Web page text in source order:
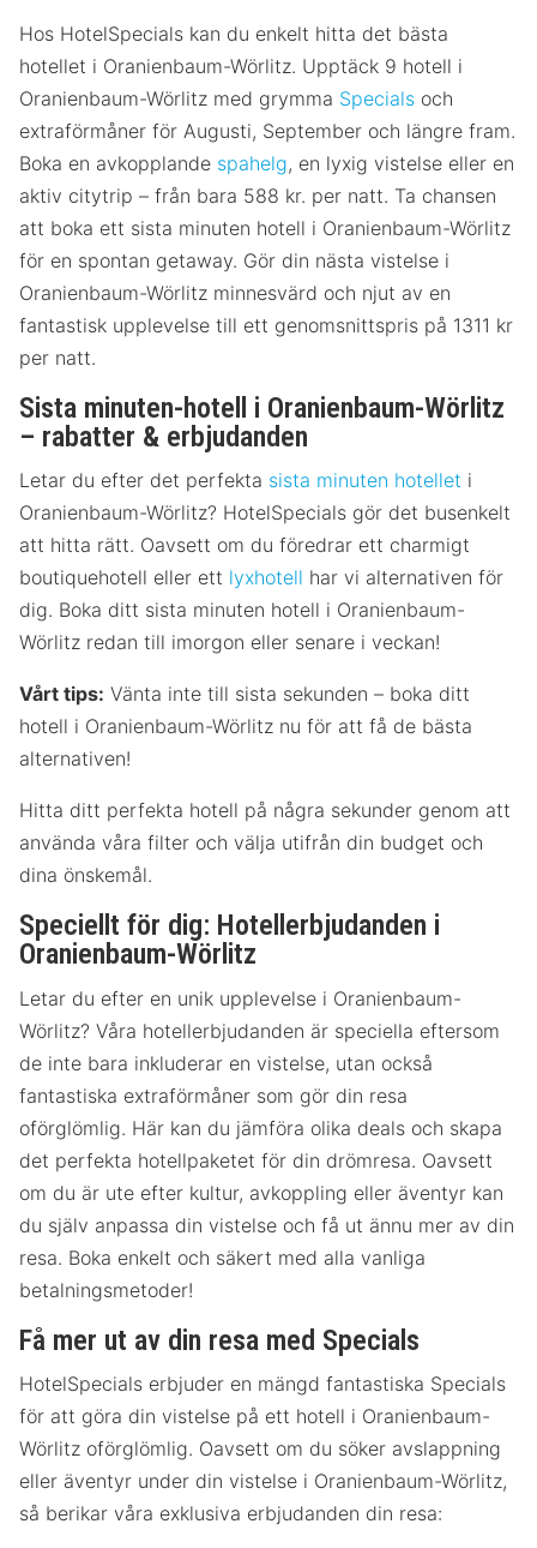
Hos HotelSpecials kan du enkelt hitta det bästa
hotellet i Oranienbaum-Wörlitz. Upptäck 9 hotell i
Oranienbaum-Wörlitz med grymma Specials och
extraförmåner för Augusti, September och längre fram.
Boka en avkopplande spahelg, en lyxig vistelse eller en
aktiv citytrip – från bara 588 kr. per natt. Ta chansen
att boka ett sista minuten hotell i Oranienbaum-Wörlitz
för en spontan getaway. Gör din nästa vistelse i
Oranienbaum-Wörlitz minnesvärd och njut av en
fantastisk upplevelse till ett genomsnittspris på 1311 kr
per natt.
Sista minuten-hotell i Oranienbaum-Wörlitz
– rabatter & erbjudanden
Letar du efter det perfekta sista minuten hotellet i
Oranienbaum-Wörlitz? HotelSpecials gör det busenkelt
att hitta rätt. Oavsett om du föredrar ett charmigt
boutiquehotell eller ett lyxhotell har vi alternativen för
dig. Boka ditt sista minuten hotell i Oranienbaum-
Wörlitz redan till imorgon eller senare i veckan!
Vårt tips: Vänta inte till sista sekunden – boka ditt
hotell i Oranienbaum-Wörlitz nu för att få de bästa
alternativen!
Hitta ditt perfekta hotell på några sekunder genom att
använda våra filter och välja utifrån din budget och
dina önskemål.
Speciellt för dig: Hotellerbjudanden i
Oranienbaum-Wörlitz
Letar du efter en unik upplevelse i Oranienbaum-
Wörlitz? Våra hotellerbjudanden är speciella eftersom
de inte bara inkluderar en vistelse, utan också
fantastiska extraförmåner som gör din resa
oförglömlig. Här kan du jämföra olika deals och skapa
det perfekta hotellpaketet för din drömresa. Oavsett
om du är ute efter kultur, avkoppling eller äventyr kan
du själv anpassa din vistelse och få ut ännu mer av din
resa. Boka enkelt och säkert med alla vanliga
betalningsmetoder!
Få mer ut av din resa med Specials
HotelSpecials erbjuder en mängd fantastiska Specials
för att göra din vistelse på ett hotell i Oranienbaum-
Wörlitz oförglömlig. Oavsett om du söker avslappning
eller äventyr under din vistelse i Oranienbaum-Wörlitz,
så berikar våra exklusiva erbjudanden din resa: